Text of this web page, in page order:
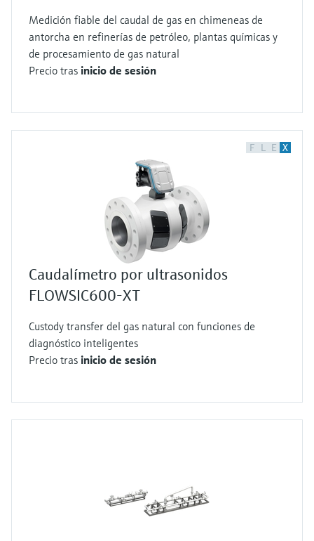
Medición fiable del caudal de gas en chimeneas de
antorcha en refinerías de petróleo, plantas químicas y
de procesamiento de gas natural
Precio tras inicio de sesión
F L E X
Caudalímetro por ultrasonidos
FLOWSIC600-XT
Custody transfer del gas natural con funciones de
diagnóstico inteligentes
Precio tras inicio de sesión